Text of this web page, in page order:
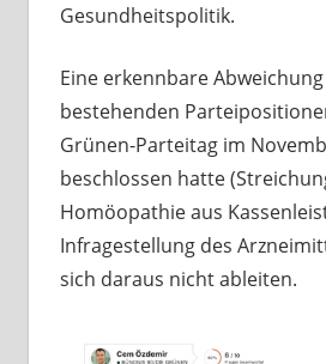
Gesundheitspolitik.
Eine erkennbare
bestehenden
Grünen-Parteitag im
beschlossen hatte
Homöopathie aus
Infragestellung des
sich daraus nicht ableiten.